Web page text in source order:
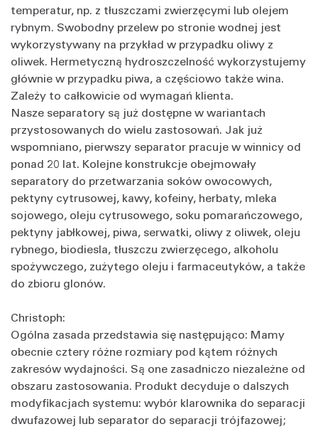
temperatur, np. z tłuszczami zwierzęcymi lub olejem
rybnym. Swobodny przelew po stronie wodnej jest
wykorzystywany na przykład w przypadku oliwy z
oliwek. Hermetyczną hydroszczelność wykorzystujemy
głównie w przypadku piwa, a częściowo także wina.
Zależy to całkowicie od wymagań klienta.
Nasze separatory są już dostępne w wariantach
przystosowanych do wielu zastosowań. Jak już
wspomniano, pierwszy separator pracuje w winnicy od
ponad 20 lat. Kolejne konstrukcje obejmowały
separatory do przetwarzania soków owocowych,
pektyny cytrusowej, kawy, kofeiny, herbaty, mleka
sojowego, oleju cytrusowego, soku pomarańczowego,
pektyny jabłkowej, piwa, serwatki, oliwy z oliwek, oleju
rybnego, biodiesla, tłuszczu zwierzęcego, alkoholu
spożywczego, zużytego oleju i farmaceutyków, a także
do zbioru glonów.
Christoph:
Ogólna zasada przedstawia się następująco: Mamy
obecnie cztery różne rozmiary pod kątem różnych
zakresów wydajności. Są one zasadniczo niezależne od
obszaru zastosowania. Produkt decyduje o dalszych
modyfikacjach systemu: wybór klarownika do separacji
dwufazowej lub separator do separacji trójfazowej;